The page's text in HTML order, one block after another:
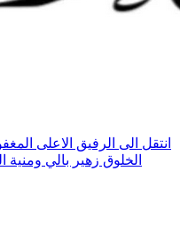
انتقل الى الرفيق الاعلى
الخلوق زهير بالي